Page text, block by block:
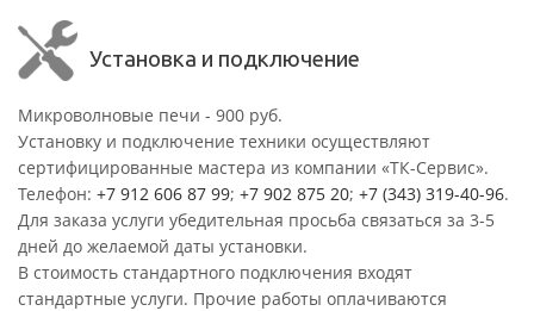
Установка и подключение
Микроволновые печи - 900 руб.
Установку и подключение техники осуществляют
сертифицированные мастера из компании «ТК-Сервис».
Телефон: +7 912 606 87 99; +7 902 875 20; +7 (343) 319-40-96.
Для заказа услуги убедительная просьба связаться за 3-5
дней до желаемой даты установки.
В стоимость стандартного подключения входят
стандартные услуги. Прочие работы оплачиваются